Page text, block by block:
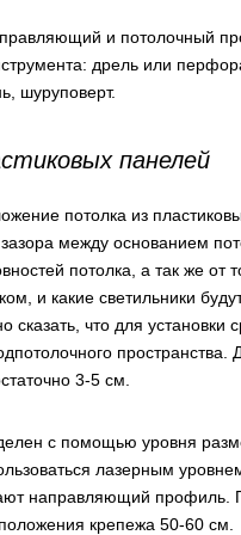
и потолочный
дрель или
шуруповерт.
панелей
потолка из
между основанием
потолка, а так же от
и какие светильники
что для установки
3-5 см.
с помощью уровня
лазерным
направляющий профиль.
крепежа 50-60 см.